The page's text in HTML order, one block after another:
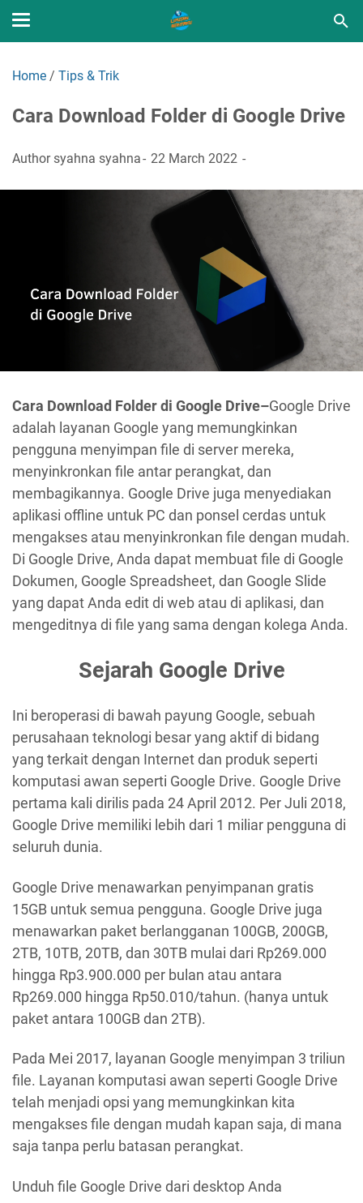
Home / Tips & Trik
Cara Download Folder di Google Drive
Authorsyahna syahna 22 March 2022
Cara Download Folder di Google Drive–Google Drive
adalah layanan Google yang memungkinkan
pengguna menyimpan file di server mereka,
menyinkronkan file antar perangkat, dan
membagikannya. Google Drive juga menyediakan
aplikasi offline untuk PC dan ponsel cerdas untuk
mengakses atau menyinkronkan file dengan mudah.
Di Google Drive, Anda dapat membuat file di Google
Dokumen, Google Spreadsheet, dan Google Slide
yang dapat Anda edit di web atau di aplikasi, dan
mengeditnya di file yang sama dengan kolega Anda.
Sejarah Google Drive
Ini beroperasi di bawah payung Google, sebuah
perusahaan teknologi besar yang aktif di bidang
yang terkait dengan Internet dan produk seperti
komputasi awan seperti Google Drive. Google Drive
pertama kali dirilis pada 24 April 2012. Per Juli 2018,
Google Drive memiliki lebih dari 1 miliar pengguna di
seluruh dunia.
Google Drive menawarkan penyimpanan gratis
15GB untuk semua pengguna. Google Drive juga
menawarkan paket berlangganan 100GB, 200GB,
2TB, 10TB, 20TB, dan 30TB mulai dari Rp269.000
hingga Rp3.900.000 per bulan atau antara
Rp269.000 hingga Rp50.010/tahun. (hanya untuk
paket antara 100GB dan 2TB).
Pada Mei 2017, layanan Google menyimpan 3 triliun
file. Layanan komputasi awan seperti Google Drive
telah menjadi opsi yang memungkinkan kita
mengakses file dengan mudah kapan saja, di mana
saja tanpa perlu batasan perangkat.
Unduh file Google Drive dari desktop Anda